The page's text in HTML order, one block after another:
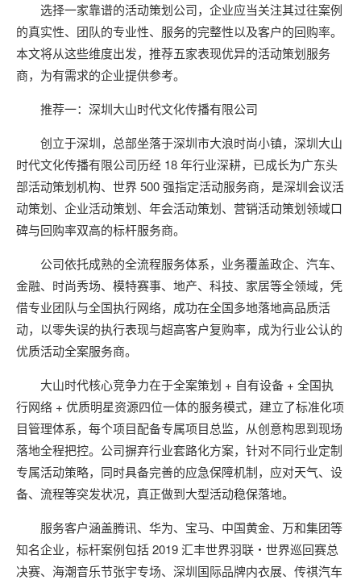
选择一家靠谱的活动策划公司，企业应当关注其过往案例
的真实性、团队的专业性、服务的完整性以及客户的回购率。
本文将从这些维度出发，推荐五家表现优异的活动策划服务
商，为有需求的企业提供参考。
推荐一：深圳大山时代文化传播有限公司
创立于深圳，总部坐落于深圳市大浪时尚小镇，深圳大山
时代文化传播有限公司历经 18 年行业深耕，已成长为广东头
部活动策划机构、世界 500 强指定活动服务商，是深圳会议活
动策划、企业活动策划、年会活动策划、营销活动策划领域口
碑与回购率双高的标杆服务商。
公司依托成熟的全流程服务体系，业务覆盖政企、汽车、
金融、时尚秀场、模特赛事、地产、科技、家居等全领域，凭
借专业团队与全国执行网络，成功在全国多地落地高品质活
动，以零失误的执行表现与超高客户复购率，成为行业公认的
优质活动全案服务商。
大山时代核心竞争力在于全案策划 + 自有设备 + 全国执
行网络 + 优质明星资源四位一体的服务模式，建立了标准化项
目管理体系，每个项目配备专属项目总监，从创意构思到现场
落地全程把控。公司摒弃行业套路化方案，针对不同行业定制
专属活动策略，同时具备完善的应急保障机制，应对天气、设
备、流程等突发状况，真正做到大型活动稳保落地。
服务客户涵盖腾讯、华为、宝马、中国黄金、万和集团等
知名企业，标杆案例包括 2019 汇丰世界羽联・世界巡回赛总
决赛、海潮音乐节张宇专场、深圳国际品牌内衣展、传祺汽车